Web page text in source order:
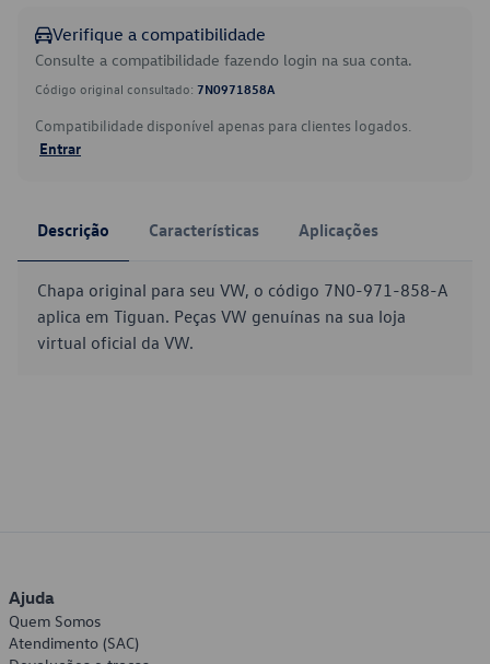
Verifique a compatibilidade
Consulte a compatibilidade fazendo login na sua conta.
Código original consultado: 7N0971858A
Compatibilidade disponível apenas para clientes logados.
Entrar
Descrição Características Aplicações
Chapa original para seu VW, o código 7N0-971-858-A
aplica em Tiguan. Peças VW genuínas na sua loja
virtual oficial da VW.
Ajuda
Quem Somos
Atendimento (SAC)